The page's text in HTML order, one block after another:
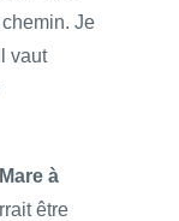
Je
vaut
à
être